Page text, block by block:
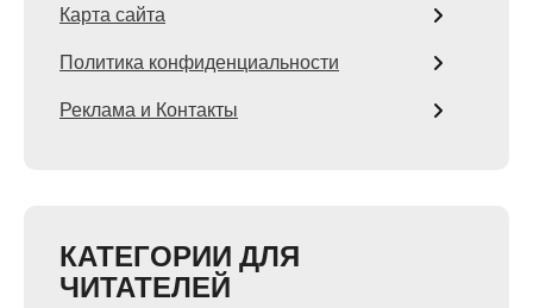
Карта сайта
Политика конфиденциальности
Реклама и Контакты
КАТЕГОРИИ ДЛЯ
ЧИТАТЕЛЕЙ